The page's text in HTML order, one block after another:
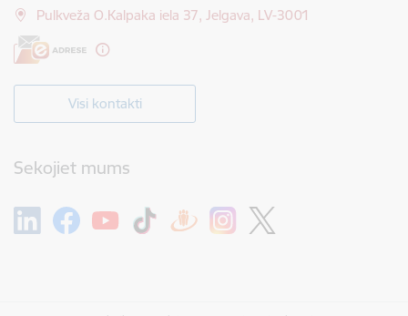
Pulkveža O.Kalpaka iela 37, Jelgava, LV-3001
Visi kontakti
Sekojiet mums